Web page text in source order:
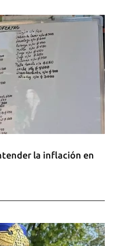
la inflación en